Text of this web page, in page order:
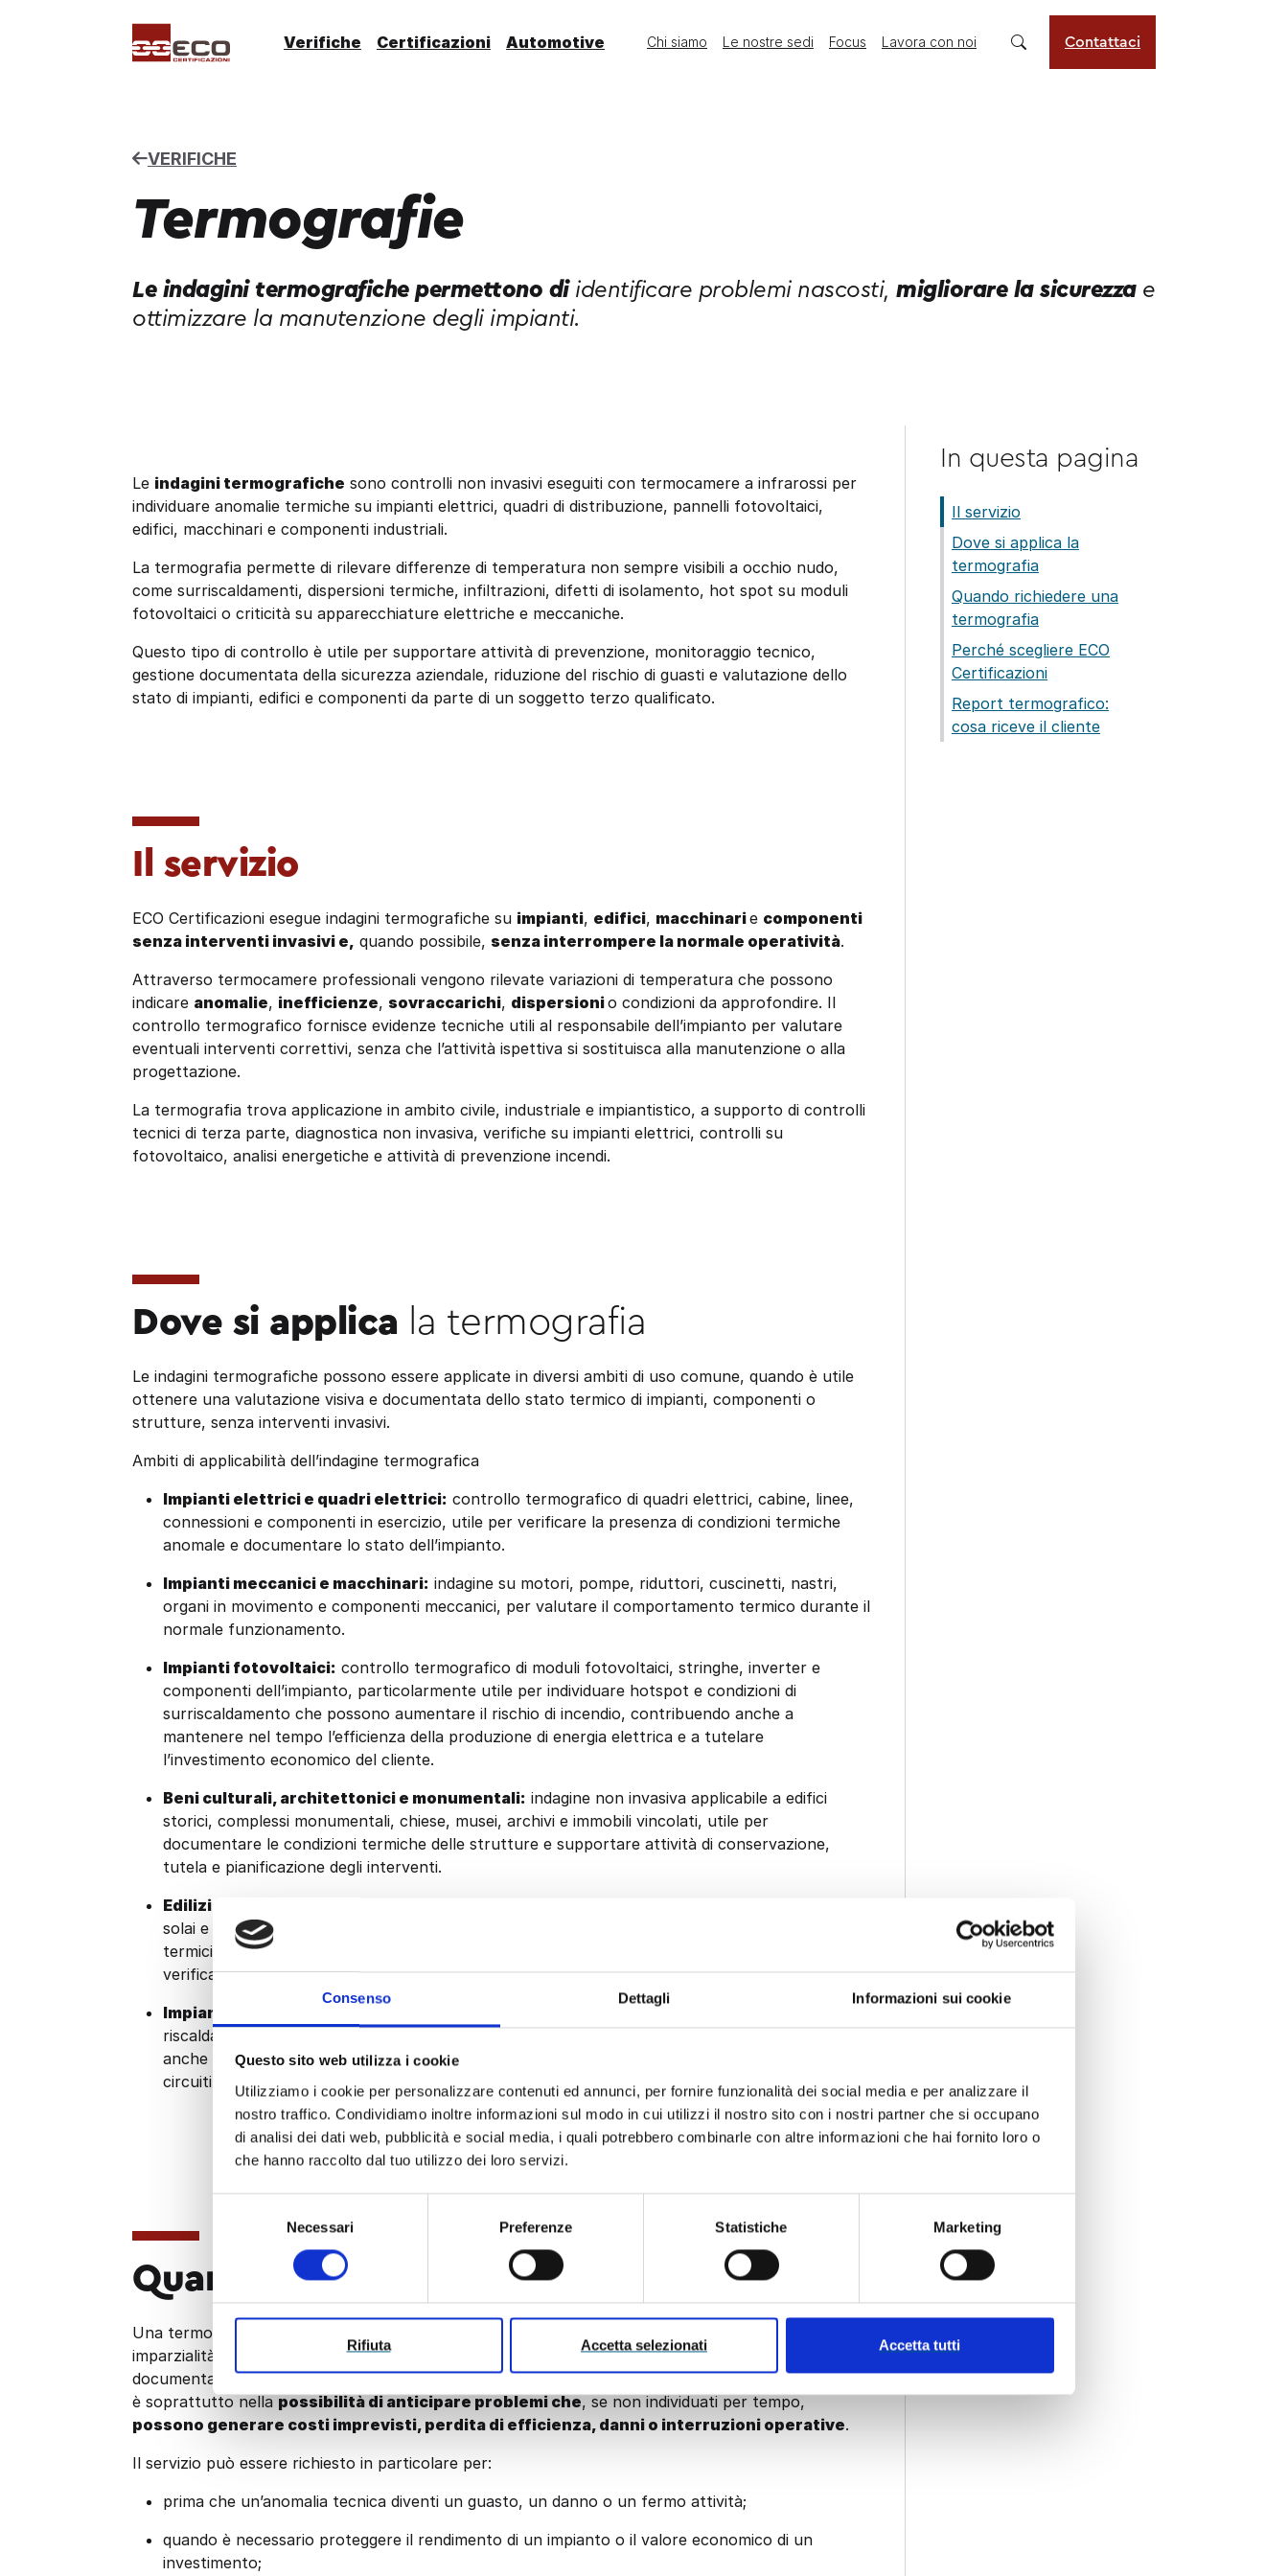
Consenso Dettagli Informazioni sui cookie
Questo sito web utilizza i cookie
Utilizziamo i cookie per personalizzare contenuti ed annunci, per fornire funzionalità dei social media e per analizzare il
nostro traffico. Condividiamo inoltre informazioni sul modo in cui utilizzi il nostro sito con i nostri partner che si occupano
di analisi dei dati web, pubblicità e social media, i quali potrebbero combinarle con altre informazioni che hai fornito loro o
che hanno raccolto dal tuo utilizzo dei loro servizi.
Necessari Preferenze Statistiche Marketing
Rifiuta Accetta selezionati Accetta tutti
Verifiche Certificazioni Automotive Chi siamo Le nostre sedi Focus Lavora con noi Contattaci
VERIFICHE
Termografie
Le indagini termografiche permettono diidentificare problemi nascosti,migliorare la sicurezza e
ottimizzare la manutenzione degli impianti.
In questa pagina
Il servizio
Dove si applica la
termografia
Quando richiedere una
termografia
Perché scegliere ECO
Certificazioni
Report termografico:
cosa riceve il cliente
Le indagini termografiche sono controlli non invasivi eseguiti con termocamere a infrarossi per
individuare anomalie termiche su impianti elettrici, quadri di distribuzione, pannelli fotovoltaici,
edifici, macchinari e componenti industriali.
La termografia permette di rilevare differenze di temperatura non sempre visibili a occhio nudo,
come surriscaldamenti, dispersioni termiche, infiltrazioni, difetti di isolamento, hot spot su moduli
fotovoltaici o criticità su apparecchiature elettriche e meccaniche.
Questo tipo di controllo è utile per supportare attività di prevenzione, monitoraggio tecnico,
gestione documentata della sicurezza aziendale, riduzione del rischio di guasti e valutazione dello
stato di impianti, edifici e componenti da parte di un soggetto terzo qualificato.
Il servizio
ECO Certificazioni esegue indagini termografiche su impianti, edifici, macchinarie componenti
senza interventi invasivi e, quando possibile, senza interrompere la normale operatività.
Attraverso termocamere professionali vengono rilevate variazioni di temperatura che possono
indicare anomalie, inefficienze, sovraccarichi, dispersionio condizioni da approfondire. Il
controllo termografico fornisce evidenze tecniche utili al responsabile dell’impianto per valutare
eventuali interventi correttivi, senza che l’attività ispettiva si sostituisca alla manutenzione o alla
progettazione.
La termografia trova applicazione in ambito civile, industriale e impiantistico, a supporto di controlli
tecnici di terza parte, diagnostica non invasiva, verifiche su impianti elettrici, controlli su
fotovoltaico, analisi energetiche e attività di prevenzione incendi.
Dove si applica la termografia
Le indagini termografiche possono essere applicate in diversi ambiti di uso comune, quando è utile
ottenere una valutazione visiva e documentata dello stato termico di impianti, componenti o
strutture, senza interventi invasivi.
Ambiti di applicabilità dell’indagine termografica
Impianti elettrici e quadri elettrici: controllo termografico di quadri elettrici, cabine, linee,
connessioni e componenti in esercizio, utile per verificare la presenza di condizioni termiche
anomale e documentare lo stato dell’impianto.
Impianti meccanici e macchinari: indagine su motori, pompe, riduttori, cuscinetti, nastri,
organi in movimento e componenti meccanici, per valutare il comportamento termico durante il
normale funzionamento.
Impianti fotovoltaici: controllo termografico di moduli fotovoltaici, stringhe, inverter e
componenti dell’impianto, particolarmente utile per individuare hotspot e condizioni di
surriscaldamento che possono aumentare il rischio di incendio, contribuendo anche a
mantenere nel tempo l’efficienza della produzione di energia elettrica e a tutelare
l’investimento economico del cliente.
Beni culturali, architettonici e monumentali: indagine non invasiva applicabile a edifici
storici, complessi monumentali, chiese, musei, archivi e immobili vincolati, utile per
documentare le condizioni termiche delle strutture e supportare attività di conservazione,
tutela e pianificazione degli interventi.
Edilizia e involucro dell’edificio:
solai e ambienti interni, utile per la ricerca di perdite e infiltrazioni, l’individuazione di ponti
termici, il controllo dei serramenti, il supporto alla valutazione energetica dell’edificio e la
verifica delle migliorie ottenute dopo interventi di ristrutturazione.
Impianti di climatizzazione e distribuzione fluidi:
indagine applicabile a impianti di
riscaldamento, raffrescamento, ventilazione, tubazioni, collettori e reti di distribuzione, utile
anche per il controllo post installazione di impianti radianti a pavimento, la ricerca di perdite nei
circuiti, la verifica della corretta posa e della distribuzione uniforme del calore.
Quando richiedere una termografia
Una termografia è utile
imparzialità di valutazione, per decidere se approfondire una criticità, programmare interventi,
documentare lo stato di un bene o confermare l’efficacia di lavori già eseguiti. Il valore dell’indagine
è soprattutto nella possibilità di anticipare problemi che, se non individuati per tempo,
possono generare costi imprevisti, perdita di efficienza, danni o interruzioni operative.
Il servizio può essere richiesto in particolare per:
prima che un’anomalia tecnica diventi un guasto, un danno o un fermo attività;
quando è necessario proteggere il rendimento di un impianto o il valore economico di un
investimento;